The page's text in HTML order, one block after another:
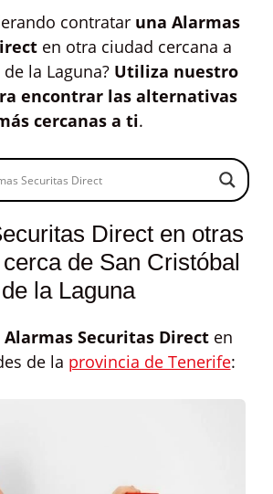
contratar una Alarmas
en otra ciudad cercana a
la Laguna? Utiliza nuestro
encontrar las alternativas
cercanas a ti.
Direct en otras
de San Cristóbal
de la Laguna
Alarmas Securitas Direct en
de la provincia de Tenerife: